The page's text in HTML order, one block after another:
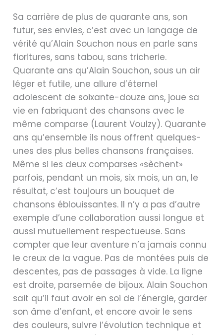
Sa carrière de plus de quarante ans, son
futur, ses envies, c’est avec un langage de
vérité qu’Alain Souchon nous en parle sans
fioritures, sans tabou, sans tricherie.
Quarante ans qu’Alain Souchon, sous un air
léger et futile, une allure d’éternel
adolescent de soixante-douze ans, joue sa
vie en fabriquant des chansons avec le
même comparse (Laurent Voulzy). Quarante
ans qu’ensemble ils nous offrent quelques-
unes des plus belles chansons françaises.
Même si les deux comparses «sèchent»
parfois, pendant un mois, six mois, un an, le
résultat, c’est toujours un bouquet de
chansons éblouissantes. Il n’y a pas d’autre
exemple d’une collaboration aussi longue et
aussi mutuellement respectueuse. Sans
compter que leur aventure n’a jamais connu
le creux de la vague. Pas de montées puis de
descentes, pas de passages à vide. La ligne
est droite, parsemée de bijoux. Alain Souchon
sait qu’il faut avoir en soi de l’énergie, garder
son âme d’enfant, et encore avoir le sens
des couleurs, suivre l’évolution technique et